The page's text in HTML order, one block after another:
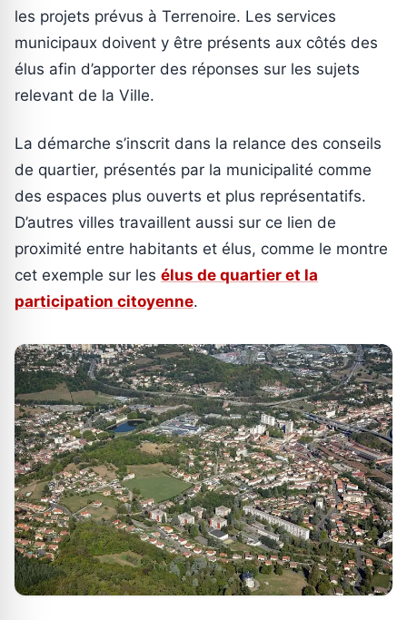
les projets prévus à Terrenoire. Les services
municipaux doivent y être présents aux côtés des
élus afin d’apporter des réponses sur les sujets
relevant de la Ville.
La démarche s’inscrit dans la relance des conseils
de quartier, présentés par la municipalité comme
des espaces plus ouverts et plus représentatifs.
D’autres villes travaillent aussi sur ce lien de
proximité entre habitants et élus, comme le montre
cet exemple sur les élus de quartier et la
participation citoyenne.